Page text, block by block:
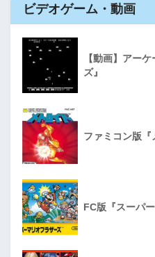
ビデオゲーム・動画
【動画】アー
ズ』
ファミコン版『
FC版『スーパ